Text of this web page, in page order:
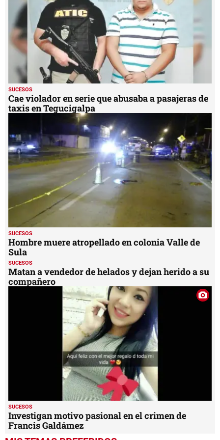
SUCESOS
Cae violador en serie que abusaba a pasajeras de
taxis en Tegucigalpa
SUCESOS
Hombre muere atropellado en colonia Valle de
Sula
SUCESOS
Matan a vendedor de helados y dejan herido a su
compañero
SUCESOS
Investigan motivo pasional en el crimen de
Francis Galdámez